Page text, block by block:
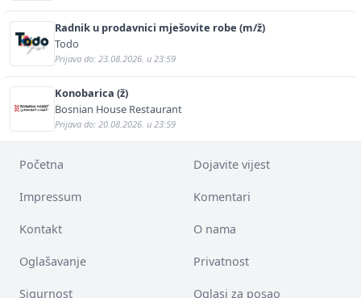
Radnik u prodavnici mješovite robe (m/ž)
Todo
Prijava do: 23.08.2026. u 23:59
Konobarica (ž)
Bosnian House Restaurant
Prijava do: 20.08.2026. u 23:59
Početna Dojavite vijest
Impressum Komentari
Kontakt O nama
Oglašavanje Privatnost
Sigurnost Oglasi za posao